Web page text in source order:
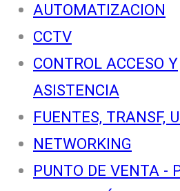
AUTOMATIZACION
CCTV
CONTROL ACCESO Y
ASISTENCIA
FUENTES, TRANSF,
NETWORKING
PUNTO DE VENTA -